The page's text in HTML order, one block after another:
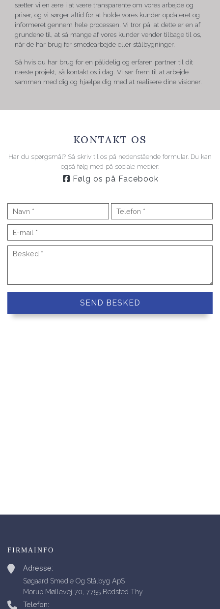
sætter vi en ære i at være transparente om vores arbejde og
priser, og vi sørger altid for at holde vores kunder opdateret og
informeret gennem hele processen. Vi tror på, at dette er en af
grundene til, at så mange af vores kunder vender tilbage til os,
når de har brug for smedearbejde eller stålbygninger.
Så hvis du har brug for en pålidelig og erfaren partner til dit
næste projekt, så kontakt os i dag. Vi ser frem til at arbejde
sammen med dig og hjælpe dig med at realisere dine visioner.
KONTAKT OS
Har du spørgsmål? Så skriv til os på nedenstående formular. Du kan
også følg med på sociale medier:
Følg os på Facebook
FIRMAINFO
Adresse:
Søgaard Smedie Og Stålbyg ApS
Morup Møllevej 70, 7755 Bedsted Thy
Telefon: